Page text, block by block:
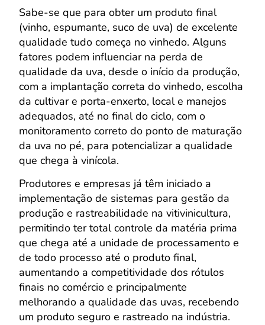
Sabe-se que para obter um produto final
(vinho, espumante, suco de uva) de excelente
qualidade tudo começa no vinhedo. Alguns
fatores podem influenciar na perda de
qualidade da uva, desde o início da produção,
com a implantação correta do vinhedo, escolha
da cultivar e porta-enxerto, local e manejos
adequados, até no final do ciclo, com o
monitoramento correto do ponto de maturação
da uva no pé, para potencializar a qualidade
que chega à vinícola.
Produtores e empresas já têm iniciado a
implementação de sistemas para gestão da
produção e rastreabilidade na vitivinicultura,
permitindo ter total controle da matéria prima
que chega até a unidade de processamento e
de todo processo até o produto final,
aumentando a competitividade dos rótulos
finais no comércio e principalmente
melhorando a qualidade das uvas, recebendo
um produto seguro e rastreado na indústria.